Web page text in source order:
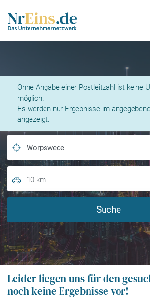
Ohne Angabe einer Postleitzahl ist keine
möglich.
Es werden nur Ergebnisse im
angezeigt.
Was suchen
10 km
Suche
Leider liegen uns für den
noch keine Ergebnisse vor!